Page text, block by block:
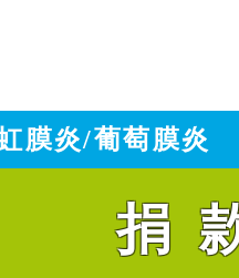
膜炎/葡萄膜炎
捐